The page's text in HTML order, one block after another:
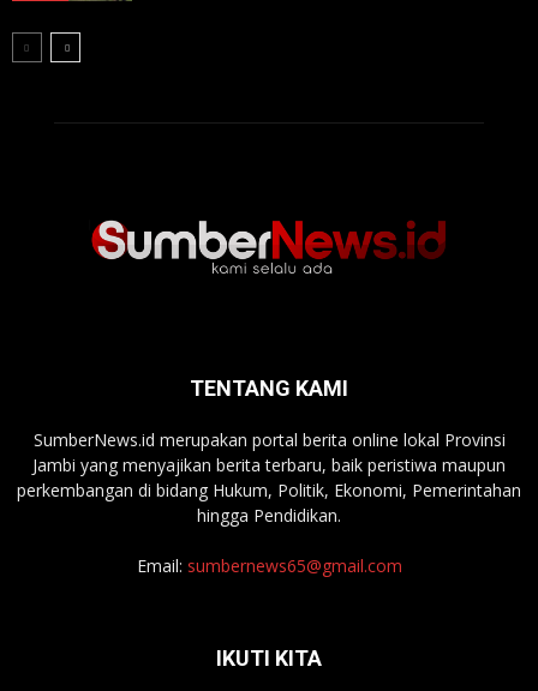
TENTANG KAMI
SumberNews.id merupakan portal berita online lokal Provinsi
Jambi yang menyajikan berita terbaru, baik peristiwa maupun
perkembangan di bidang Hukum, Politik, Ekonomi, Pemerintahan
hingga Pendidikan.
Email: sumbernews65@gmail.com
IKUTI KITA